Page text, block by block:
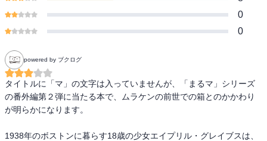
0
0
powered by ブクログ
タイトルに「マ」の文字は入っていませんが、「まるマ」シリーズ
の番外編第２弾に当たる本で、ムラケンの前世での箱とのかかわり
が明らかになります。
1938年のボストンに暮らす18歳の少女エイプリル・グレイブスは、